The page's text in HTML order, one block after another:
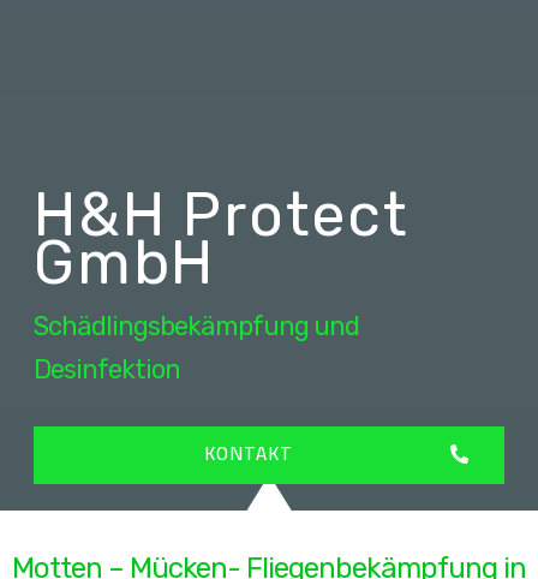
H&H Protect
GmbH
Schädlingsbekämpfung und
Desinfektion
KONTAKT
Motten – Mücken- Fliegenbekämpfung in